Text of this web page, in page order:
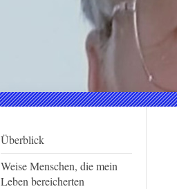
Überblick
Weise Menschen, die mein
Leben bereicherten